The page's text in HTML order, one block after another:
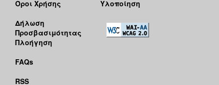
Όροι Χρήσης
Δήλωση
Προσβασιμότητας
Πλοήγηση
FAQs
RSS
Υλοποίηση